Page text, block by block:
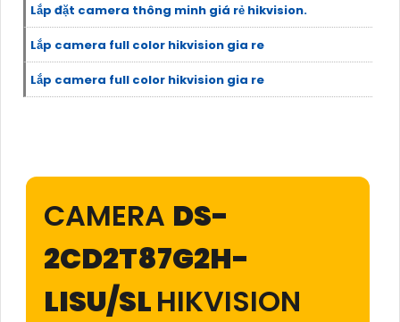
Lắp đặt camera thông minh giá rẻ hikvision.
Lắp camera full color hikvision gia re
Lắp camera full color hikvision gia re
CAMERA DS-
2CD2T87G2H-
LISU/SLHIKVISION